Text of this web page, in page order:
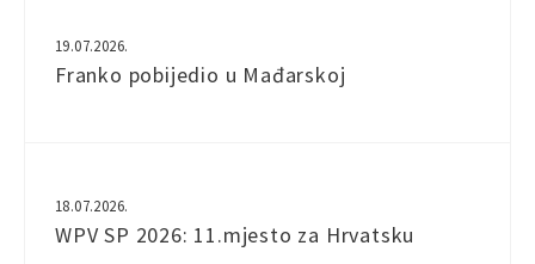
19.07.2026.
Franko pobijedio u Mađarskoj
18.07.2026.
WPV SP 2026: 11.mjesto za Hrvatsku